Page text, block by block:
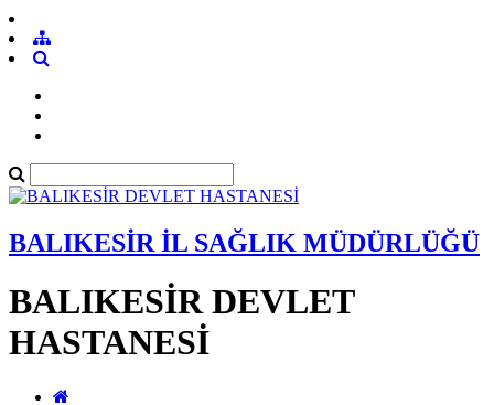
BALIKESİR İL SAĞLIK MÜDÜRLÜĞÜ
BALIKESİR DEVLET
HASTANESİ